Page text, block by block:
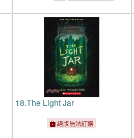
18.The Light Jar
絕版無法訂購